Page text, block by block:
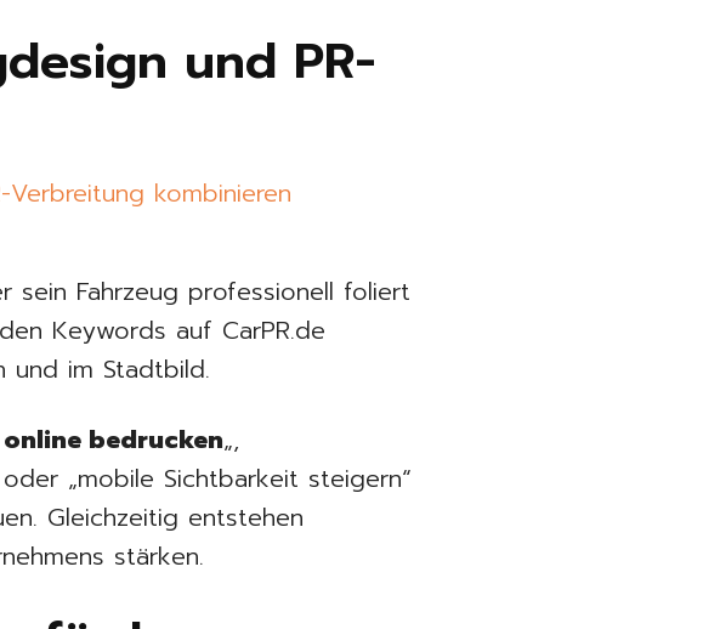
und PR-
sein Fahrzeug professionell foliert
Keywords auf CarPR.de
und im Stadtbild.
bedrucken„,
oder „mobile Sichtbarkeit steigern“
Gleichzeitig entstehen
stärken.